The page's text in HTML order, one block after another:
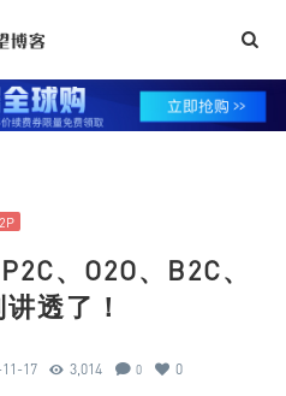
、O2O、B2C、
透了！
17 3,014 0 0
•
•
• ••